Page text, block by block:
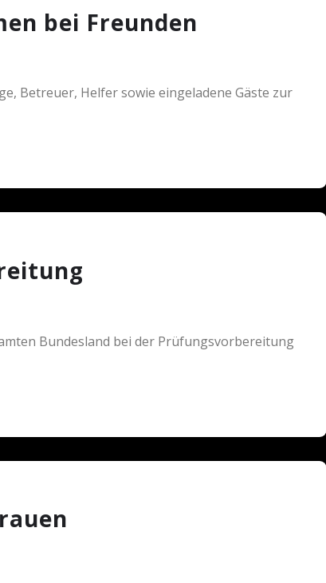
bei Freunden
Betreuer, Helfer sowie eingeladene Gäste zur
Bundesland bei der Prüfungsvorbereitung